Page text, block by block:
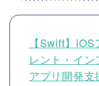
【Swift】
レント・イ
アプリ開発支